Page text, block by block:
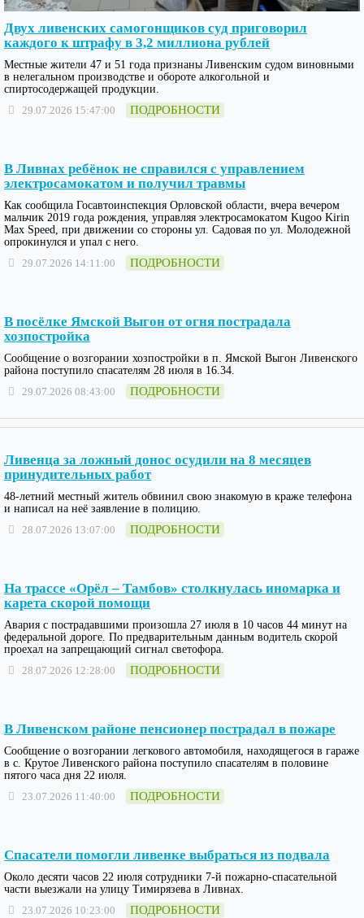
Двух ливенских самогонщиков суд приговорил
каждого к штрафу в 3,2 миллиона рублей
Местные жители 47 и 51 года признаны Ливенским судом виновными
в нелегальном производстве и обороте алкогольной и
спиртосодержащей продукции.
29.07.2026 15:47:00 ПОДРОБНОСТИ
В Ливнах ребёнок не справился с управлением
электросамокатом и получил травмы
Как сообщила Госавтоинспекция Орловской области, вчера вечером
мальчик 2019 года рождения, управляя электросамокатом Kugoo Kirin
Max Speed, при движении со стороны ул. Садовая по ул. Молодежной
опрокинулся и упал с него.
29.07.2026 14:11:00 ПОДРОБНОСТИ
В посёлке Ямской Выгон от огня пострадала
хозпостройка
Сообщение о возгорании хозпостройки в п. Ямской Выгон Ливенского
района поступило спасателям 28 июля в 16.34.
29.07.2026 08:43:00 ПОДРОБНОСТИ
Ливенца за ложный донос осудили на 8 месяцев
принудительных работ
48-летний местный житель обвинил свою знакомую в краже телефона
и написал на неё заявление в полицию.
28.07.2026 13:07:00 ПОДРОБНОСТИ
На трассе «Орёл – Тамбов» столкнулась иномарка и
карета скорой помощи
Авария с пострадавшими произошла 27 июля в 10 часов 44 минут на
федеральной дороге. По предварительным данным водитель скорой
проехал на запрещающий сигнал светофора.
28.07.2026 12:28:00 ПОДРОБНОСТИ
В Ливенском районе пенсионер пострадал в пожаре
Сообщение о возгорании легкового автомобиля, находящегося в гараже
в с. Крутое Ливенского района поступило спасателям в половине
пятого часа дня 22 июля.
23.07.2026 11:40:00 ПОДРОБНОСТИ
Спасатели помогли ливенке выбраться из подвала
Около десяти часов 22 июля сотрудники 7-й пожарно-спасательной
части выезжали на улицу Тимирязева в Ливнах.
23.07.2026 10:23:00 ПОДРОБНОСТИ